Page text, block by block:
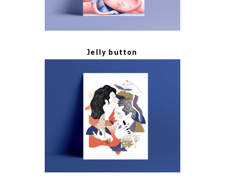
Jelly button